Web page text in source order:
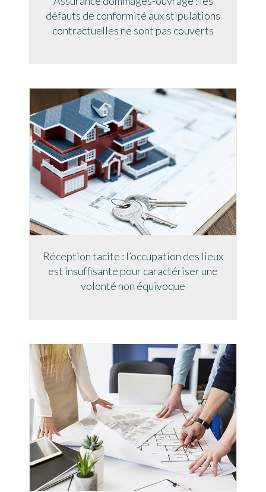
défauts de conformité aux stipulations
contractuelles ne sont pas couverts
Réception tacite : l’occupation des lieux
est insuffisante pour caractériser une
volonté non équivoque